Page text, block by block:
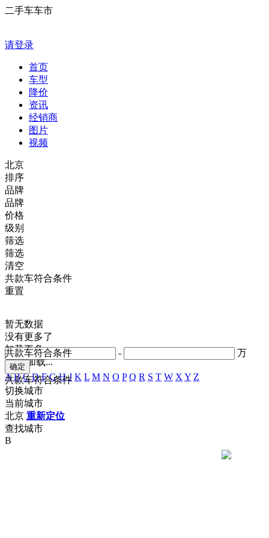
二手车车市
请登录
首页
车型
降价
资讯
经销商
图片
视频
北京
排序
品牌
品牌
价格
- 万
共款车符合条件
级别
共款车符合条件
筛选
筛选
清空
共款车符合条件
重置
暂无数据
没有更多了
加载更多
正在加载...
A B C D F G H J K L M N O P Q R S T W X Y Z
切换城市
当前城市
北京 重新定位
查找城市
B